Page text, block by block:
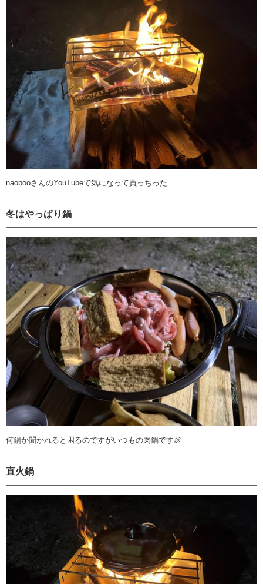
naobooさんのYouTubeで気になって買っちった
冬はやっぱり鍋
何鍋か聞かれると困るのですがいつもの肉鍋です🍖
直火鍋